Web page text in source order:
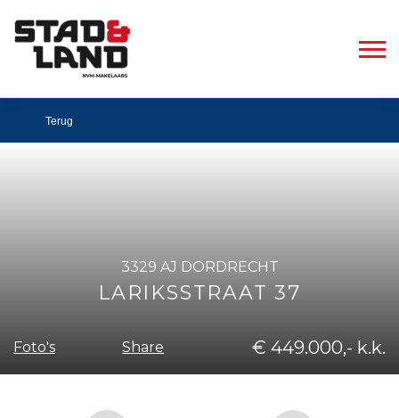
Terug
3329 AJ DORDRECHT
LARIKSSTRAAT 37
Foto's Share € 449.000,- k.k.